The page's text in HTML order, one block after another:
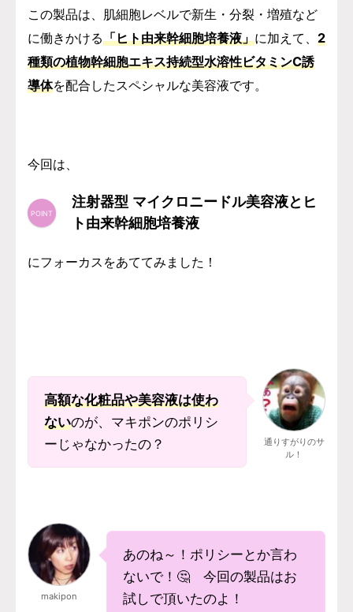
この製品は、肌細胞レベルで新生・分裂・増殖など
に働きかける「ヒト由来幹細胞培養液」に加えて、 2
種類の植物幹細胞エキス持続型水溶性ビタミンC誘
導体を配合したスペシャルな美容液です。
今回は、
注射器型 マイクロニードル美容液とヒ
ト由来幹細胞培養液
にフォーカスをあててみました！
高額な化粧品や美容液は使わ
ないのが、マキポンのポリシ
ーじゃなかったの？
通りすがりのサ
ル！
makipon
あのね～！ポリシーとか言わ
ないで！🤔 今回の製品はお
試しで頂いたのよ！